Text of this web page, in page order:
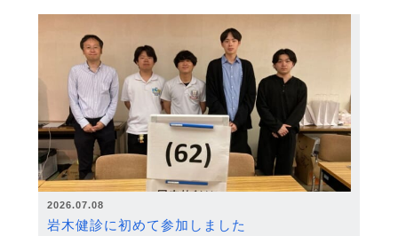
2026.07.08
岩木健診に初めて参加しました